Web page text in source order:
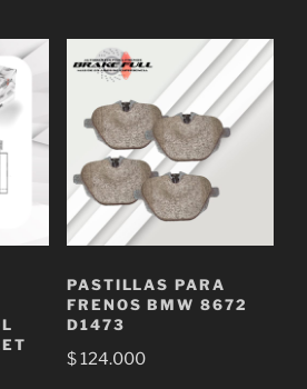
$ 99.000
hasta
$ 130.500
múltiples
variantes.
Las
opciones
en
producto
$
Las
opciones
se
pueden
PASTILLAS PARA
FRENOS BMW 8672
D1473
$124.000